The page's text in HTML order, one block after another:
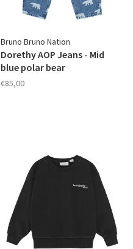
Bruno Bruno Nation
Dorethy AOP Jeans - Mid
blue polar bear
€85,00